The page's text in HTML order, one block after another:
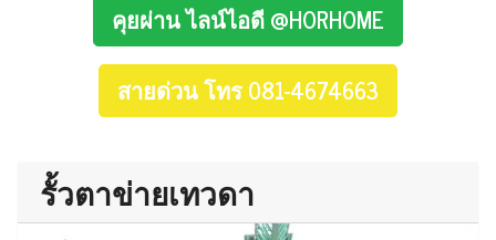
คุยผ่าน ไลน์ไอดี @HORHOME
สายด่วน โทร 081-4674663
รั้วตาข่ายเทวดา